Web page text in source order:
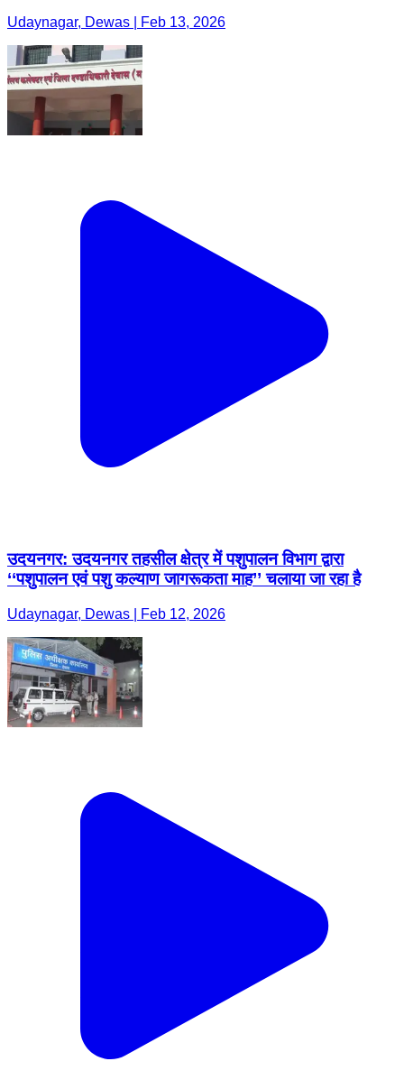
Udaynagar, Dewas | Feb 13, 2026
उदयनगर: उदयनगर तहसील क्षेत्र में पशुपालन विभाग द्वारा
‘‘पशुपालन एवं पशु कल्याण जागरूकता माह’’ चलाया जा रहा है
Udaynagar, Dewas | Feb 12, 2026